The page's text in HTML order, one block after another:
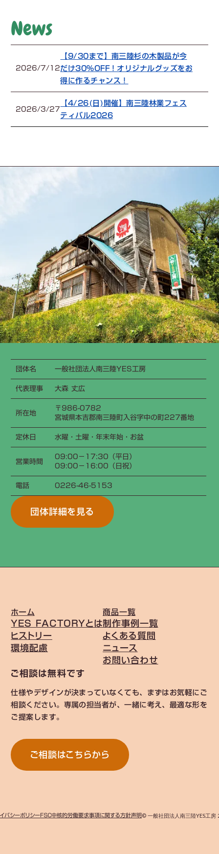
News
2026/7/12
【9/30まで】南三陸杉の木製品が今
だけ30%OFF！オリジナルグッズをお
得に作るチャンス！
2026/3/27【4/26(日)開催】南三陸林業フェス
ティバル2026
団体名
一般社団法人南三陸YES工房
代表理事
大森 丈広
所在地
〒986-0782
宮城県本吉郡南三陸町入谷字中の町227番地
定休日
水曜・土曜・年末年始・お盆
営業時間
09:00−17:30（平日）
09:00−16:00（日祝）
電話
0226-46-5153
団体詳細を見る
ホーム
YES FACTORYとは
ヒストリー
環境配慮
商品一覧
制作事例一覧
よくある質問
ニュース
お問い合わせ
ご相談は無料です
仕様やデザインが決まっていなくても、まずはお気軽にご
相談ください。専属の担当者が、一緒に考え、最適な形を
ご提案します。
ご相談はこちらから
バシーポリシーＦＳＣ中核的労働要求事項に関する方針声明© 一般社団法人南三陸YES工房